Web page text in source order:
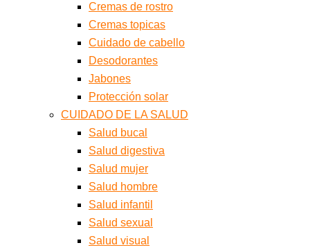
Cremas de rostro
Cremas topicas
Cuidado de cabello
Desodorantes
Jabones
Protección solar
CUIDADO DE LA SALUD
Salud bucal
Salud digestiva
Salud mujer
Salud hombre
Salud infantil
Salud sexual
Salud visual